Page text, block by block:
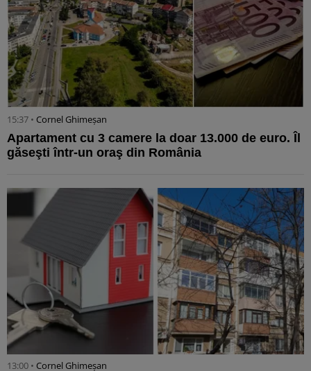
15:37 • Cornel Ghimeșan
Apartament cu 3 camere la doar 13.000 de euro. Îl
găseşti într-un oraş din România
13:00 • Cornel Ghimeșan